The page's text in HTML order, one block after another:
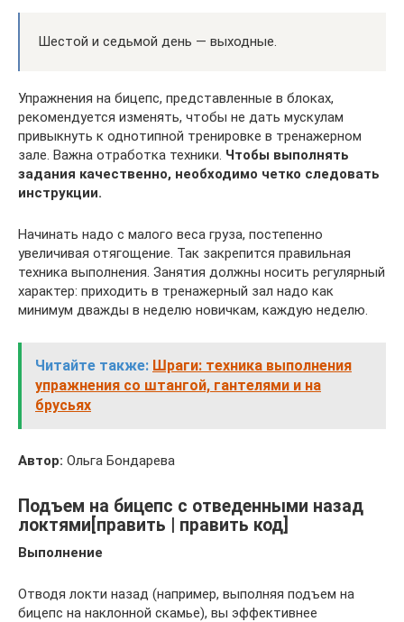
Шестой и седьмой день — выходные.
Упражнения на бицепс, представленные в блоках,
рекомендуется изменять, чтобы не дать мускулам
привыкнуть к однотипной тренировке в тренажерном
зале. Важна отработка техники. Чтобы выполнять
задания качественно, необходимо четко следовать
инструкции.
Начинать надо с малого веса груза, постепенно
увеличивая отягощение. Так закрепится правильная
техника выполнения. Занятия должны носить регулярный
характер: приходить в тренажерный зал надо как
минимум дважды в неделю новичкам, каждую неделю.
Читайте также: Шраги: техника выполнения
упражнения со штангой, гантелями и на
брусьях
Автор: Ольга Бондарева
Подъем на бицепс с отведенными назад
локтями[править | править код]
Выполнение
Отводя локти назад (например, выполняя подъем на
бицепс на наклонной скамье), вы эффективнее